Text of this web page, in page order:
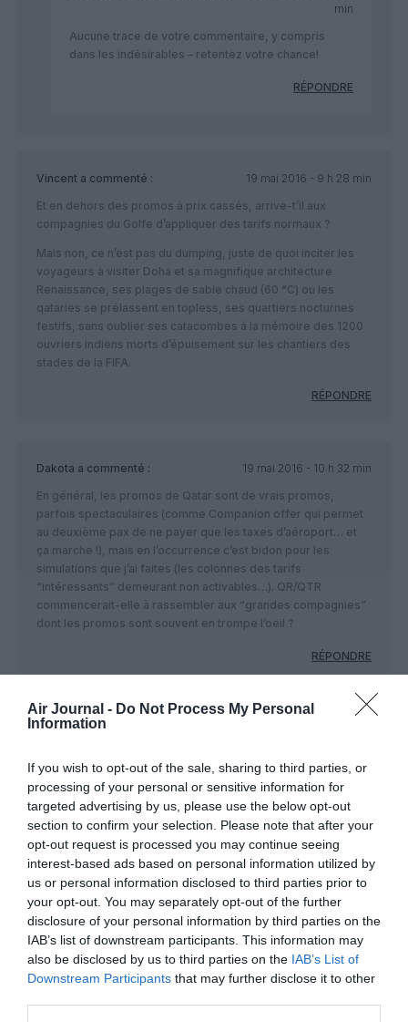
Air Journal - Do Not Process My Personal
Information
If you wish to opt-out of the sale, sharing to third parties, or
processing of your personal or sensitive information for
targeted advertising by us, please use the below opt-out
section to confirm your selection. Please note that after your
opt-out request is processed you may continue seeing
interest-based ads based on personal information utilized by
us or personal information disclosed to third parties prior to
your opt-out. You may separately opt-out of the further
disclosure of your personal information by third parties on the
IAB’s list of downstream participants. This information may
also be disclosed by us to third parties on the IAB’s List of
Downstream Participants that may further disclose it to other
min
Aucune trace de votre commentaire, y compris
dans les indésirables – retentez votre chance!
RÉPONDRE
Vincent a commenté :
19 mai 2016 - 9 h 28 min
Et en dehors des promos à prix cassés, arrive-t’il aux
compagnies du Golfe d’appliquer des tarifs normaux ?
Mais non, ce n’est pas du dumping, juste de quoi inciter les
voyageurs à visiter Doha et sa magnifique architecture
Renaissance, ses plages de sable chaud (60 °C) ou les
qataries se prélassent en topless, ses quartiers nocturnes
festifs, sans oublier ses catacombes à la mémoire des 1200
ouvriers indiens morts d’épuisement sur les chantiers des
stades de la FIFA.
RÉPONDRE
Dakota a commenté :
19 mai 2016 - 10 h 32 min
En général, les promos de Qatar sont de vrais promos,
parfois spectaculaires (comme Companion offer qui permet
au deuxième pax de ne payer que les taxes d’aéroport… et
ça marche !), mais en l’occurrence c’est bidon pour les
simulations que j’ai faites (les colonnes des tarifs
“intéressants” demeurant non activables…). QR/QTR
commencerait-elle à rassembler aux “grandes compagnies”
dont les promos sont souvent en trompe l’oeil ?
RÉPONDRE
FAIRE UN DON
Appel aux lecteurs !
Soutenez Air Journal participezà son
développement !
NOUS SOUTENIR